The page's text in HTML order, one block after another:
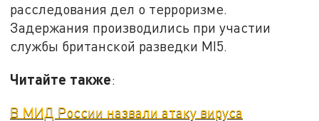
расследования дел о терроризме.
Задержания производились при участии
службы британской разведки MI5.
Читайте также:
В МИД России назвали атаку вируса